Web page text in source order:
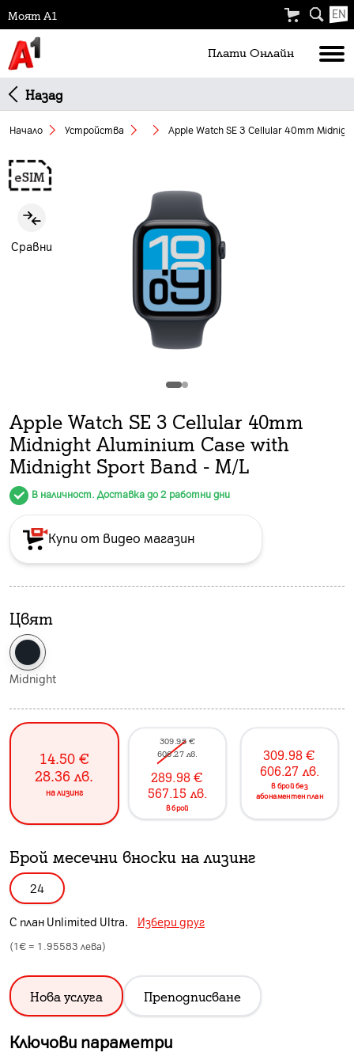
Моят А1 EN
Плати Oнлайн
Назад
Начало Устройства Apple Watch SE 3 Cellular 40mm
Сравни
Apple Watch SE 3 Cellular 40mm
Midnight Aluminium Case with
Midnight Sport Band - M/L
В наличност. Доставка до 2 работни дни
Купи от видео магазин
Цвят
Midnight
14.50 €
28.36 лв.
на лизинг
309.98 €
606.27лв.
289.98 €
567.15 лв.
в брой
309.98 €
606.27 лв.
в брой без
абонаментен план
Брой месечни вноски на лизинг
24
С план Unlimited Ultra. Избери друг
(1€ = 1.95583 лева)
Нова услуга Преподписване
Ключови параметри